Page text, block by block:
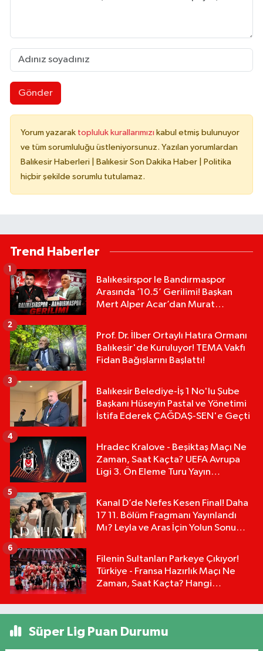
Gönder
Yorum yazarak topluluk kurallarımızı kabul etmiş bulunuyor
ve tüm sorumluluğu üstleniyorsunuz. Yazılan yorumlardan
Balıkesir Haberleri | Balıkesir Son Dakika Haber | Politika
hiçbir şekilde sorumlu tutulamaz.
Trend Haberler
Balıkesirspor le Bandırmaspor
Arasında ‘10.5’ Gerilimi! Başkan
Mert Alper Acar’dan Murat
1
Prof. Dr. İlber Ortaylı Hatıra Ormanı
Balıkesir'de Kuruluyor! TEMA Vakfı
Fidan Bağışlarını Başlattı!
2
Balıkesir Belediye-İş 1 No'lu Şube
Başkanı Hüseyin Pastal ve Yönetimi
İstifa Ederek ÇAĞDAŞ-SEN'e Geçti
3
Hradec Kralove - Beşiktaş Maçı Ne
Zaman, Saat Kaçta? UEFA Avrupa
Ligi 3. Ön Eleme Turu Yayın
4
Kanal D’de Nefes Kesen Final! Daha
17 11. Bölüm Fragmanı Yayınlandı
Mı? Leyla ve Aras İçin Yolun Sonu
5
Filenin Sultanları Parkeye Çıkıyor!
Türkiye - Fransa Hazırlık Maçı Ne
Zaman, Saat Kaçta? Hangi
6
Süper Lig Puan Durumu